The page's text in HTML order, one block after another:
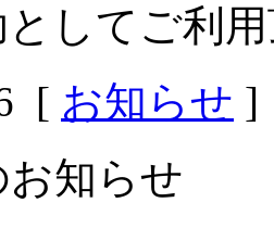
してご利
[ お知らせ ]
知らせ